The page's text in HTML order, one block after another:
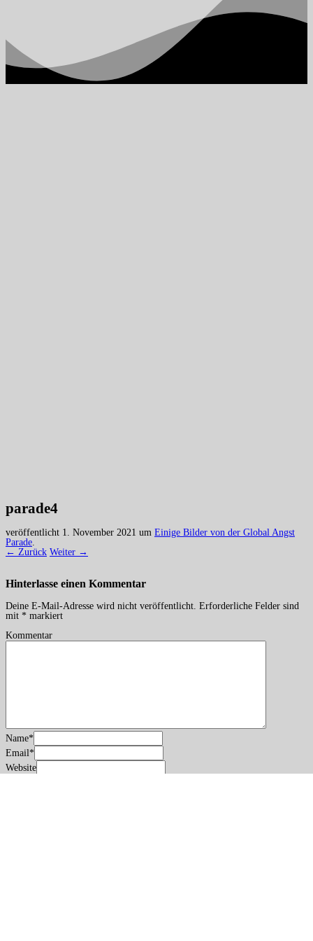
parade4
veröffentlicht 1. November 2021 um Einige Bilder von der Global Angst
Parade.
← Zurück Weiter →
Hinterlasse einen Kommentar
Deine E-Mail-Adresse wird nicht veröffentlicht. Erforderliche Felder sind
mit * markiert
Kommentar
Name*
Email*
Website